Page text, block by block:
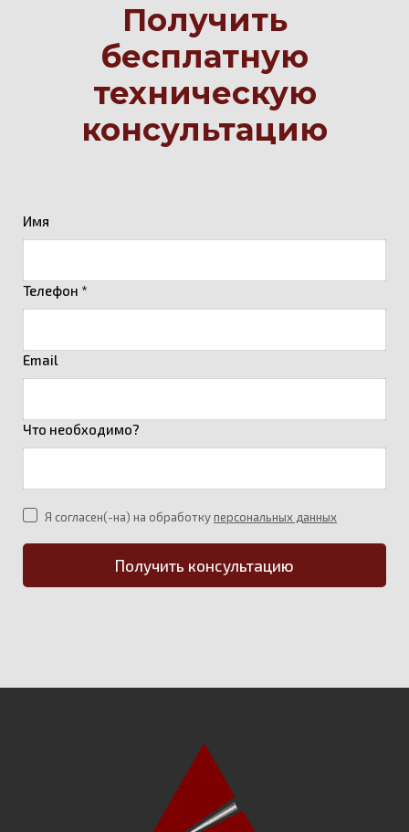
Получить
бесплатную
техническую
консультацию
Имя
Телефон *
Email
Что необходимо?
Получить консультацию
Я согласен(-на) на обработкуперсональных данных